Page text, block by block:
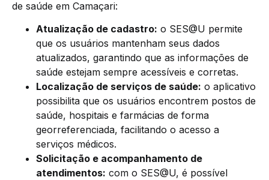
de saúde em Camaçari:
Atualização de cadastro: o SES@U permite
que os usuários mantenham seus dados
atualizados, garantindo que as informações de
saúde estejam sempre acessíveis e corretas.
Localização de serviços de saúde: o aplicativo
possibilita que os usuários encontrem postos de
saúde, hospitais e farmácias de forma
georreferenciada, facilitando o acesso a
serviços médicos.
Solicitação e acompanhamento de
atendimentos: com o SES@U, é possível